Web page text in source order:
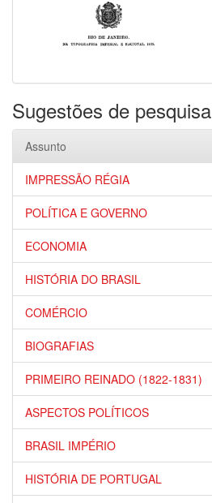
Sugestões de pesquisa
Assunto
IMPRESSÃO RÉGIA
POLÍTICA E GOVERNO
ECONOMIA
HISTÓRIA DO BRASIL
COMÉRCIO
BIOGRAFIAS
PRIMEIRO REINADO (1822-1831)
ASPECTOS POLÍTICOS
BRASIL IMPÉRIO
HISTÓRIA DE PORTUGAL